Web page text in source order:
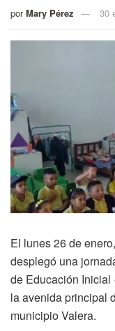
por Mary Pérez 30
El lunes 26 de
desplegó una
de Educación Inicial
la avenida principal
municipio Valera.